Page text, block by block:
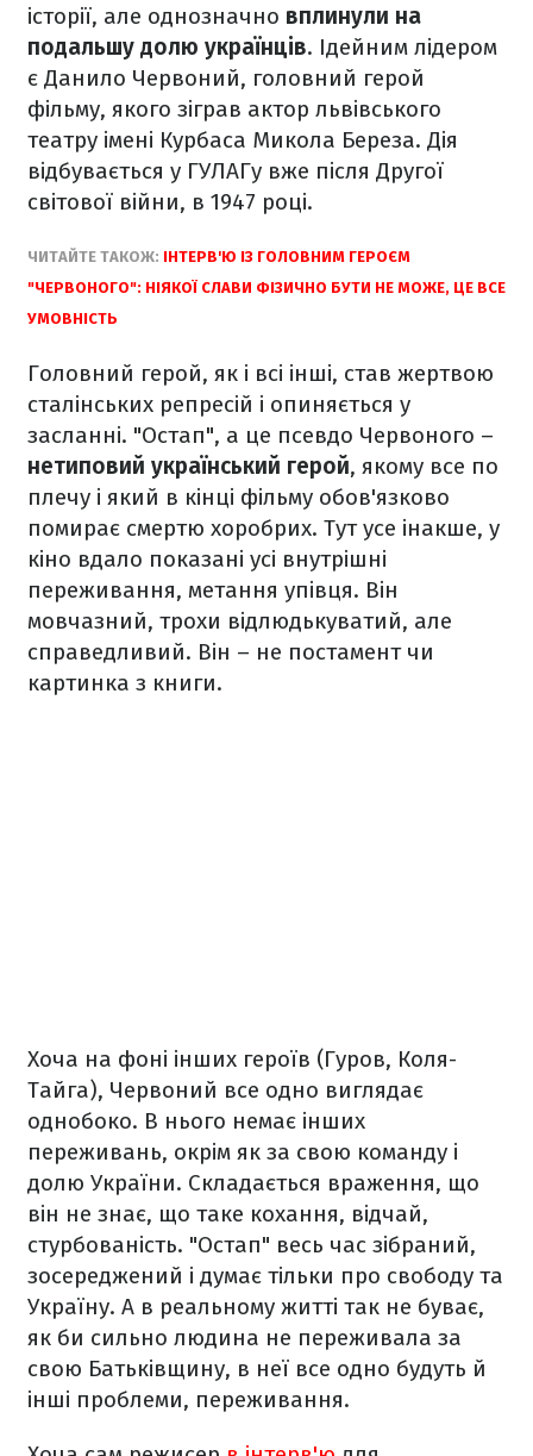
історії, але однозначно вплинули на
подальшу долю українців. Ідейним лідером
є Данило Червоний, головний герой
фільму, якого зіграв актор львівського
театру імені Курбаса Микола Береза. Дія
відбувається у ГУЛАГу вже після Другої
світової війни, в 1947 році.
ЧИТАЙТЕ ТАКОЖ: ІНТЕРВ'Ю ІЗ ГОЛОВНИМ ГЕРОЄМ
"ЧЕРВОНОГО": НІЯКОЇ СЛАВИ ФІЗИЧНО БУТИ НЕ МОЖЕ, ЦЕ ВСЕ
УМОВНІСТЬ
Головний герой, як і всі інші, став жертвою
сталінських репресій і опиняється у
засланні. "Остап", а це псевдо Червоного –
нетиповий український герой, якому все по
плечу і який в кінці фільму обов'язково
помирає смертю хоробрих. Тут усе інакше, у
кіно вдало показані усі внутрішні
переживання, метання упівця. Він
мовчазний, трохи відлюдькуватий, але
справедливий. Він – не постамент чи
картинка з книги.
Хоча на фоні інших героїв (Гуров, Коля-
Тайга), Червоний все одно виглядає
однобоко. В нього немає інших
переживань, окрім як за свою команду і
долю України. Складається враження, що
він не знає, що таке кохання, відчай,
стурбованість. "Остап" весь час зібраний,
зосереджений і думає тільки про свободу та
Україну. А в реальному житті так не буває,
як би сильно людина не переживала за
свою Батьківщину, в неї все одно будуть й
інші проблеми, переживання.